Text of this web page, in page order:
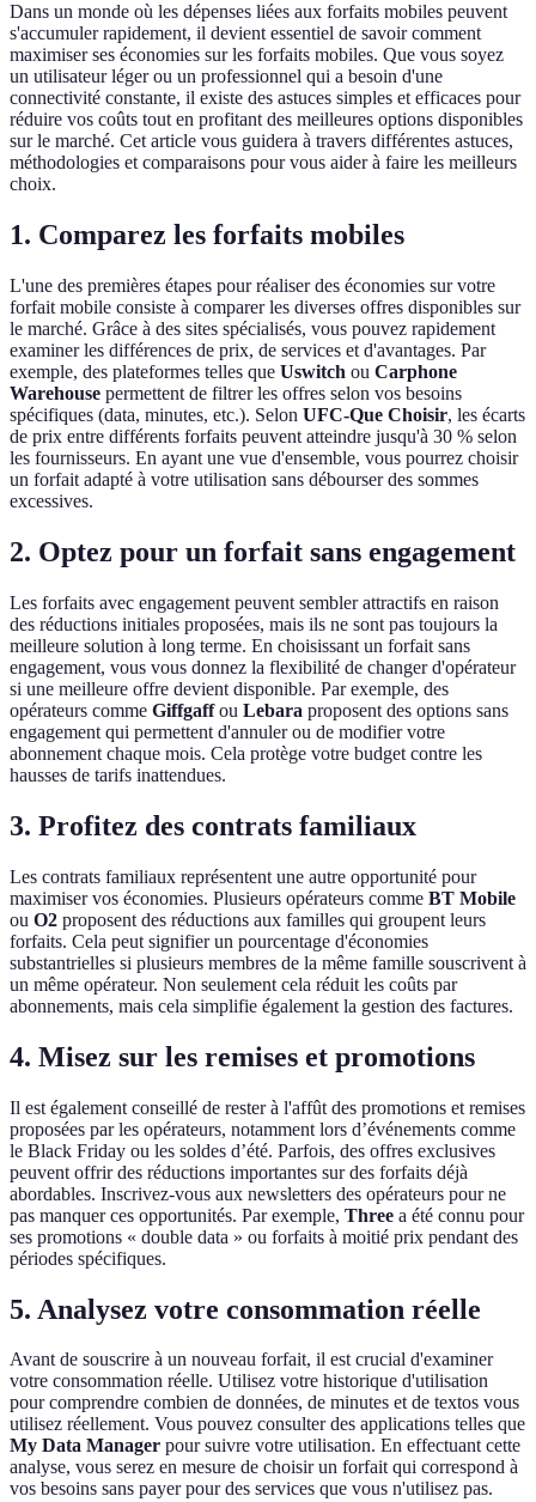
Dans un monde où les dépenses liées aux forfaits mobiles peuvent
s'accumuler rapidement, il devient essentiel de savoir comment
maximiser ses économies sur les forfaits mobiles. Que vous soyez
un utilisateur léger ou un professionnel qui a besoin d'une
connectivité constante, il existe des astuces simples et efficaces pour
réduire vos coûts tout en profitant des meilleures options disponibles
sur le marché. Cet article vous guidera à travers différentes astuces,
méthodologies et comparaisons pour vous aider à faire les meilleurs
choix.
1. Comparez les forfaits mobiles
L'une des premières étapes pour réaliser des économies sur votre
forfait mobile consiste à comparer les diverses offres disponibles sur
le marché. Grâce à des sites spécialisés, vous pouvez rapidement
examiner les différences de prix, de services et d'avantages. Par
exemple, des plateformes telles que Uswitch ou Carphone
Warehouse permettent de filtrer les offres selon vos besoins
spécifiques (data, minutes, etc.). Selon UFC-Que Choisir, les écarts
de prix entre différents forfaits peuvent atteindre jusqu'à 30 % selon
les fournisseurs. En ayant une vue d'ensemble, vous pourrez choisir
un forfait adapté à votre utilisation sans débourser des sommes
excessives.
2. Optez pour un forfait sans engagement
Les forfaits avec engagement peuvent sembler attractifs en raison
des réductions initiales proposées, mais ils ne sont pas toujours la
meilleure solution à long terme. En choisissant un forfait sans
engagement, vous vous donnez la flexibilité de changer d'opérateur
si une meilleure offre devient disponible. Par exemple, des
opérateurs comme Giffgaffou Lebara proposent des options sans
engagement qui permettent d'annuler ou de modifier votre
abonnement chaque mois. Cela protège votre budget contre les
hausses de tarifs inattendues.
3. Profitez des contrats familiaux
Les contrats familiaux représentent une autre opportunité pour
maximiser vos économies. Plusieurs opérateurs comme BT Mobile
ou O2 proposent des réductions aux familles qui groupent leurs
forfaits. Cela peut signifier un pourcentage d'économies
substantrielles si plusieurs membres de la même famille souscrivent à
un même opérateur. Non seulement cela réduit les coûts par
abonnements, mais cela simplifie également la gestion des factures.
4. Misez sur les remises et promotions
Il est également conseillé de rester à l'affût des promotions et remises
proposées par les opérateurs, notamment lors d’événements comme
le Black Friday ou les soldes d’été. Parfois, des offres exclusives
peuvent offrir des réductions importantes sur des forfaits déjà
abordables. Inscrivez-vous aux newsletters des opérateurs pour ne
pas manquer ces opportunités. Par exemple, Three a été connu pour
ses promotions « double data » ou forfaits à moitié prix pendant des
périodes spécifiques.
5. Analysez votre consommation réelle
Avant de souscrire à un nouveau forfait, il est crucial d'examiner
votre consommation réelle. Utilisez votre historique d'utilisation
pour comprendre combien de données, de minutes et de textos vous
utilisez réellement. Vous pouvez consulter des applications telles que
My Data Manager pour suivre votre utilisation. En effectuant cette
analyse, vous serez en mesure de choisir un forfait qui correspond à
vos besoins sans payer pour des services que vous n'utilisez pas.